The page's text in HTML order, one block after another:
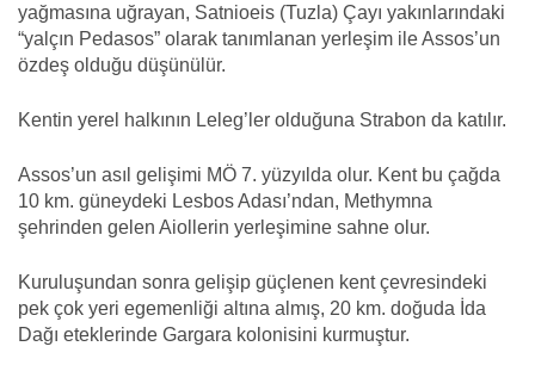
yağmasına uğrayan, Satnioeis (Tuzla) Çayı yakınlarındaki
“yalçın Pedasos” olarak tanımlanan yerleşim ile Assos’un
özdeş olduğu düşünülür.
Kentin yerel halkının Leleg’ler olduğuna Strabon da katılır.
Assos’un asıl gelişimi MÖ 7. yüzyılda olur. Kent bu çağda
10 km. güneydeki Lesbos Adası’ndan, Methymna
şehrinden gelen Aiollerin yerleşimine sahne olur.
Kuruluşundan sonra gelişip güçlenen kent çevresindeki
pek çok yeri egemenliği altına almış, 20 km. doğuda İda
Dağı eteklerinde Gargara kolonisini kurmuştur.